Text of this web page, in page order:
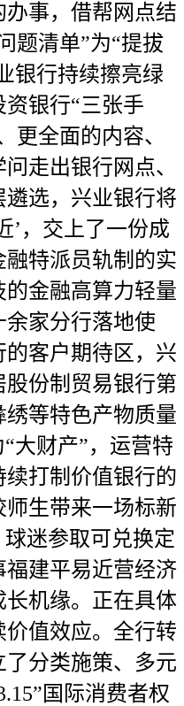
事，借帮网点结
题清单”为“提拔
银行持续擦亮绿
银行“三张手
更全面的内容、
走出银行网点、
选，兴业银行将
’，交上了一份成
特派员轨制的实
金融高算力轻量
家分行落地使
客户期待区，兴
份制贸易银行第
等特色产物质量
大财产”，运营特
打制价值银行的
生带来一场标新
迷参取可兑换定
建平易近营经济
机缘。正在具体
值效应。全行转
分类施策、多元
国际消费者权